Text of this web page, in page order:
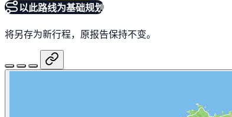
以此路线为基础规划
将另存为新行程，原报告保持不变。